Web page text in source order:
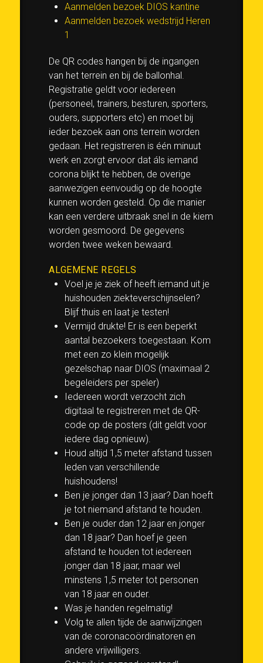
Aanmelden bezoek DIOS kantine
Aanmelden bezoek wedstrijd Heren
1
De QR codes hangen bij de ingangen
van het terrein en bij de ballonhal.
Registratie geldt voor iedereen
(personeel, trainers, besturen, sporters,
ouders, supporters etc) en moet bij
ieder bezoek aan ons terrein worden
gedaan. Het registreren is één minuut
werk en zorgt ervoor dat áls iemand
corona blijkt te hebben, de overige
aanwezigen eenvoudig op de hoogte
kunnen worden gesteld. Op die manier
kan een verdere uitbraak snel in de kiem
worden gesmoord. De gegevens
worden twee weken bewaard.
ALGEMENE REGELS
Voel je je ziek of heeft iemand uit je
huishouden ziekteverschijnselen?
Blijf thuis en laat je testen!
Vermijd drukte! Er is een beperkt
aantal bezoekers toegestaan. Kom
met een zo klein mogelijk
gezelschap naar DIOS (maximaal 2
begeleiders per speler)
Iedereen wordt verzocht zich
digitaal te registreren met de QR-
code op de posters (dit geldt voor
iedere dag opnieuw).
Houd altijd 1,5 meter afstand tussen
leden van verschillende
huishoudens!
Ben je jonger dan 13 jaar? Dan hoeft
je tot niemand afstand te houden.
Ben je ouder dan 12 jaar en jonger
dan 18 jaar? Dan hoef je geen
afstand te houden tot iedereen
jonger dan 18 jaar, maar wel
minstens 1,5 meter tot personen
van 18 jaar en ouder.
Was je handen regelmatig!
Volg te allen tijde de aanwijzingen
van de coronacoördinatoren en
andere vrijwilligers.